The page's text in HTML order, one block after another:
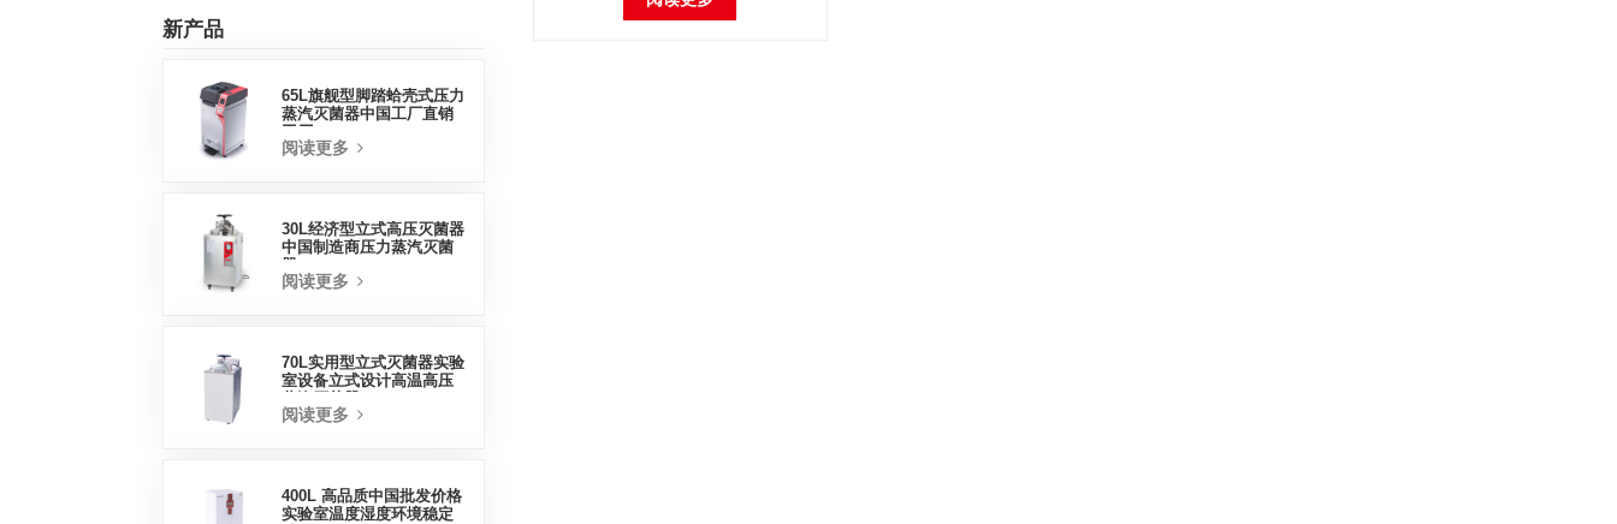
新产品
65L旗舰型脚踏蛤壳式压力
蒸汽灭菌器中国工厂直销
阅读更多
30L经济型立式高压灭菌器
中国制造商压力蒸汽灭菌
阅读更多
70L实用型立式灭菌器实验
室设备立式设计高温高压
阅读更多
400L 高品质中国批发价格
实验室温度湿度环境稳定